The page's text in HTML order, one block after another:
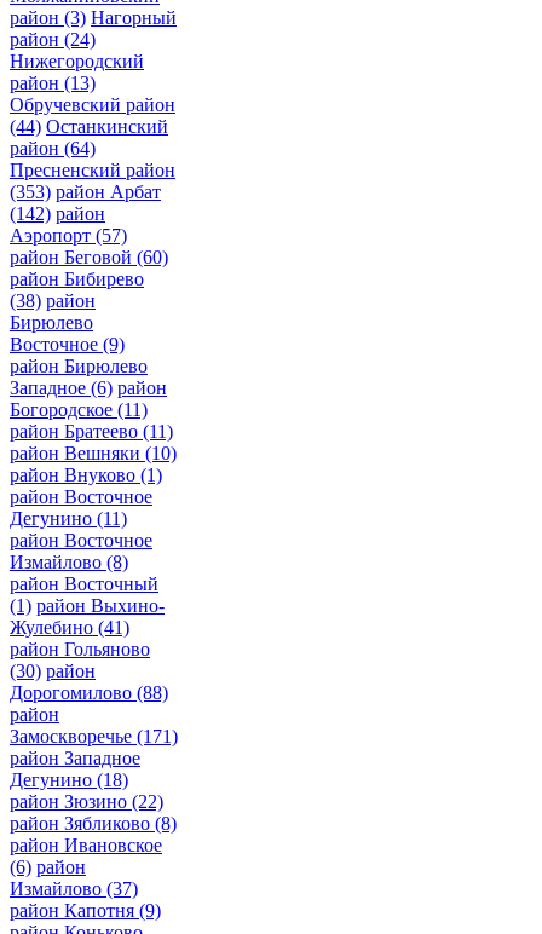
район (3) Нагорный
район (24)
Нижегородский
район (13)
Обручевский район
(44) Останкинский
район (64)
Пресненский район
(353) район Арбат
(142) район
Аэропорт (57)
район Беговой (60)
район Бибирево
(38) район
Бирюлево
Восточное (9)
район Бирюлево
Западное (6) район
Богородское (11)
район Братеево (11)
район Вешняки (10)
район Внуково (1)
район Восточное
Дегунино (11)
район Восточное
Измайлово (8)
район Восточный
(1) район Выхино-
Жулебино (41)
район Гольяново
(30) район
Дорогомилово (88)
район
Замоскворечье (171)
район Западное
Дегунино (18)
район Зюзино (22)
район Зябликово (8)
район Ивановское
(6) район
Измайлово (37)
район Капотня (9)